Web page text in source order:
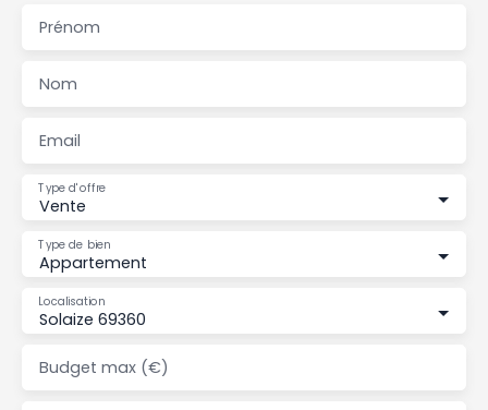
Prénom
Nom
Email
Vente
Type d'offre
Appartement
Type de bien
Solaize 69360
Localisation
Budget max (€)